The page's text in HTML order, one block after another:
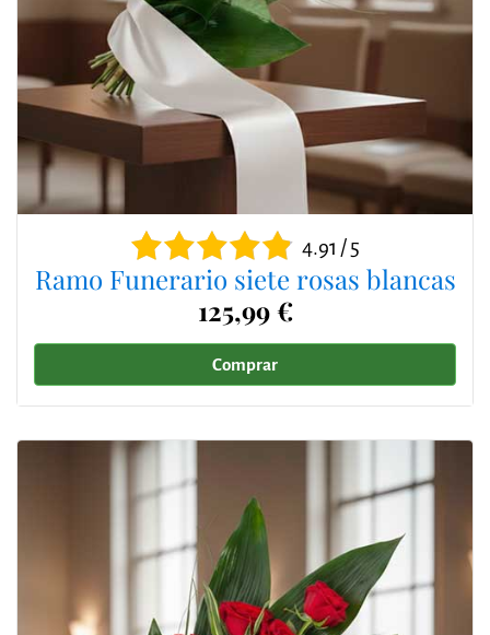
4.91 / 5
Ramo Funerario siete rosas blancas
125,99 €
Comprar